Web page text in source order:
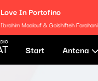
Love In Portofino
Ibrahim Maalouf & Golshifteh Farahani
Start Antena